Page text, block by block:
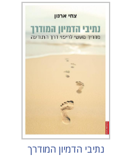
נתיבי הדמיון המודרך